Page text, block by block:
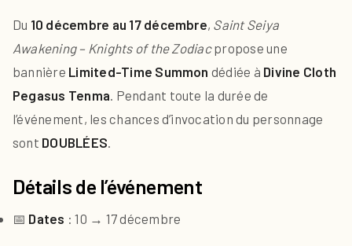
Du 10 décembre au 17 décembre, Saint Seiya
Awakening – Knights of the Zodiacpropose une
bannière Limited-Time Summon dédiée à Divine Cloth
Pegasus Tenma. Pendant toute la durée de
l’événement, les chances d’invocation du personnage
sont DOUBLÉES.
Détails de l’événement
📅 Dates : 10 → 17 décembre